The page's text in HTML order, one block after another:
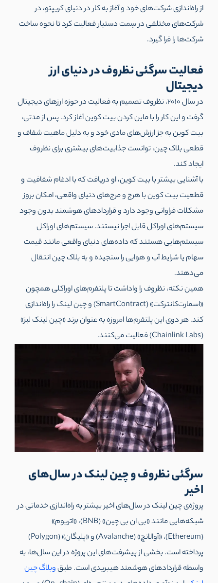
از راه‌اندازی شرکت‌های خود و آغاز به کار در دنیای کریپتو،‌ در
شرکت‌های مختلفی در سِمت دستیار فعالیت کرد تا نحوه ساخت
شرکت‌ها را فرا گیرد.
فعالیت سرگئی نظروف در دنیای ارز
دیجیتال
در سال 2010، نظروف تصمیم به فعالیت در حوزه ارزهای دیجیتال
گرفت و این کار را با ماین کردن بیت کوین آغاز کرد. پس از مدتی،
بیت کوین به جز ارزش‌های مادی خود و به دلیل ماهیت شفاف و
قطعی بلاک چین، توانست جذابیت‌های بیشتری برای نظروف
ایجاد کند.
با آشنایی بیشتر با بیت کوین، او دریافت که با ادغام شفافیت و
قطعیت بیت کوین با هرج‌ و مرج‌های دنیای واقعی، امکان بروز
مشکلات فراوانی وجود دارد و قراردادهای هوشمند بدون وجود
سیستم‌های اوراکل قابل اجرا نیستند. سیستم‌های اوراکل
سیستم‌هایی هستند که داده‌های دنیای واقعی مانند قیمت
سهام یا شرایط آب و هوایی را سنجیده و به بلاک چین انتقال
می‌دهند.
همین نکته، نظروف را واداشت تا پلتفرم‌های اوراکلی همچون
«اسمارت‌کانترکت» (SmartContract) و چین لینک را راه‌اندازی
کند. هر دوی این پلتفرم‌ها امروزه به عنوان برند «چین لینک لبز»
(Chainlink Labs) فعالیت می‌کنند.
سرگئی نظروف و چین لینک در سال‌های
اخیر
پروژه‌ی چین لینک در سال‌های اخیر بیشتر به راه‌اندازی خدماتی در
شبکه‌هایی مانند «بی ان بی چین» (BNB)، «اتریوم»
(Ethereum)، «آوالانچ» (Avalanche) و «پلیگان»‌ (Polygon)
پرداخته است. بخشی از پیشرفت‌های این پروژه در این سال‌ها، به
واسطه قراردادهای هوشمند هیبریدی است. طبقوبلاگ چین